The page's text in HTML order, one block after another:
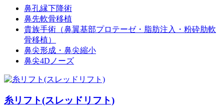
鼻孔縁下降術
鼻先軟骨移植
貴族手術（鼻翼基部プロテーゼ・脂肪注入・粉砕肋軟
骨移植）
鼻尖形成・鼻尖縮小
鼻尖4Dノーズ
糸リフト(スレッドリフト)